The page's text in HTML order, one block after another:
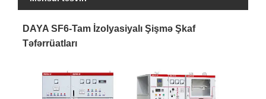
DAYA SF6-Tam İzolyasiyalı Şişmə Şkaf
Təfərrüatları